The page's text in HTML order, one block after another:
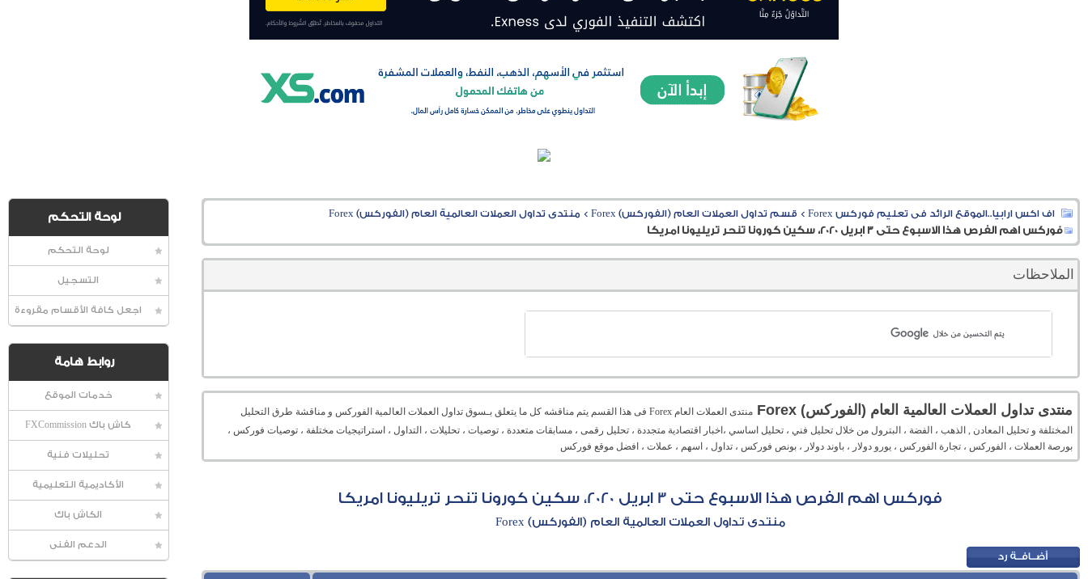
لوحة التحكم
لوحة التحكم
التسجيل
اجعل كافة الأقسام مقروءة
روابط هامة
خدمات الموقع
كاش باك FXCommission
تحليلات فنية
الأكاديمية التعليمية
الكاش باك
الدعم الفنى
اف اكس ارابيا..الموقع الرائد فى تعليم فوركس Forex > قسم تداول العملات العام (الفوركس) Forex > منتدى تداول العملات العالمية العام (الفوركس) Forex
فوركس اهم الفرص هذا الاسبوع حتى 3 ابريل 2020، سكين كورونا تنحر تريليونا امريكا
الملاحظات
منتدى تداول العملات العالمية العام (الفوركس) Forex
منتدى العملات العام Forex فى هذا القسم يتم مناقشه كل ما يتعلق بـسوق تداول العملات العالمية الفوركس و مناقشة طرق التحليل
المختلفة و تحليل المعادن , الذهب ، الفضة ، البترول من خلال تحليل فني ، تحليل اساسي ،اخبار اقتصادية متجددة ، تحليل رقمى ، مسابقات متعددة ، توصيات ، تحليلات ، التداول ، استراتيجيات مختلفة ، توصيات فوركس ،
بورصة العملات ، الفوركس ، تجارة الفوركس ، يورو دولار ، باوند دولار ، بونص فوركس ، تداول ، اسهم ، عملات ، افضل موقع فوركس
فوركس اهم الفرص هذا الاسبوع حتى 3 ابريل 2020، سكين كورونا تنحر تريليونا امريكا
منتدى تداول العملات العالمية العام (الفوركس) Forex